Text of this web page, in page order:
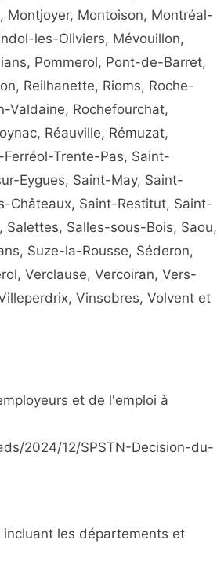
Montoison, Montréal-
les-Oliviers, Mévouillon,
Pommerol, Pont-de-Barret,
Reilhanette, Rioms, Roche-
Valdaine, Rochefourchat,
Réauville, Rémuzat,
Trente-Pas, Saint-
Eygues, Saint-May, Saint-
Châteaux, Saint-Restitut, Saint-
Salles-sous-Bois, Saou,
Suze-la-Rousse, Séderon,
Verclause, Vercoiran, Vers-
Vinsobres, Volvent et
et de l'emploi à
2024/12/SPSTN-Decision-du-
les départements et